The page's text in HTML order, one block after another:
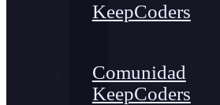
KeepCoders
Comunidad
KeepCoders